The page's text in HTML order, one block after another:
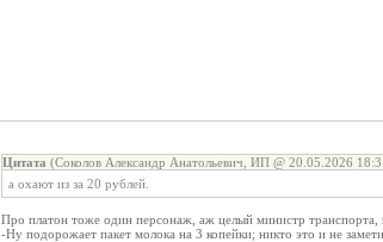
Цитата (Соколов Александр Анатольевич, ИП @ 20.05.2026
а охают из за 20 рублей.
Про платон тоже один персонаж, аж целый министр транспорта,
-Ну подорожает пакет молока на 3 копейки; никто это и не